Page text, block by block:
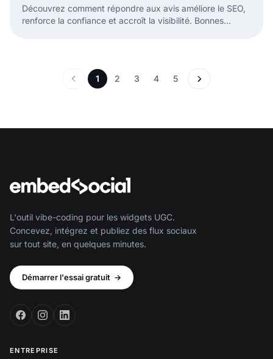
Découvrez comment répondre aux avis améliore le SEO,
renforce la confiance et accroît la visibilité. Bonnes
1 2 3 4 5
L'outil vibe-coding pour les widgets UGC.
Concevez, intégrez et publiez des flux sociaux
sur tout site, en quelques minutes.
Démarrer l'essai gratuit →
ENTREPRISE